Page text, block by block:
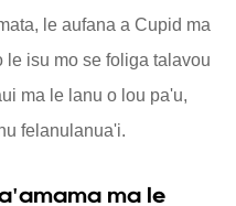
le aufana a Cupid ma
isu mo se foliga talavou
ma le lanu o lou pa'u,
felanulanua'i.
ma le